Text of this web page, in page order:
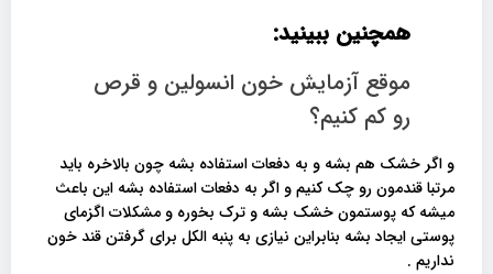
همچنین ببینید:
موقع آزمایش خون انسولین و قرص
رو کم کنیم؟
و اگر خشک هم بشه و به دفعات استفاده بشه چون بالاخره باید
مرتبا قندمون رو چک کنیم و اگر به دفعات استفاده بشه این باعث
میشه که پوستمون خشک بشه و ترک بخوره و مشکلات اگزمای
پوستی ایجاد بشه بنابراین نیازی به پنبه الکل برای گرفتن قند خون
نداریم .